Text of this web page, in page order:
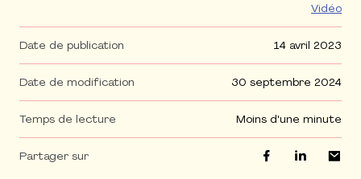
Vidéo
Date de publication 14 avril 2023
Date de modification 30 septembre 2024
Temps de lecture moins d'une minute
Partager sur